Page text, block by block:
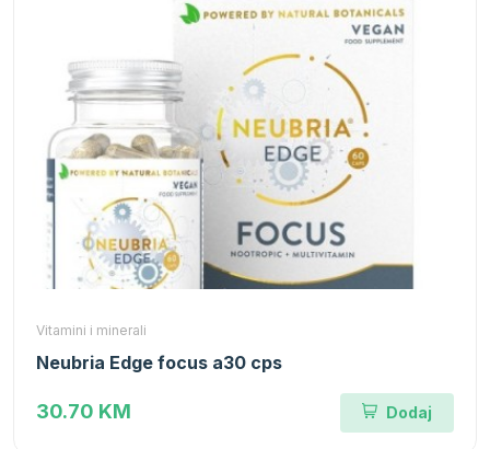
Vitamini i minerali
Neubria Edge focus a30 cps
30.70 KM Dodaj